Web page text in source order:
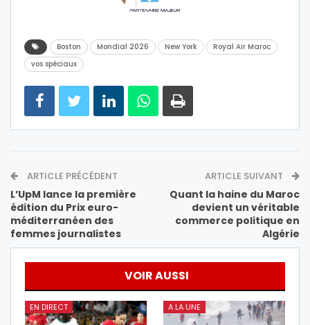
Boston Mondial 2026 New York
Royal Air Maroc
vos spéciaux
ARTICLE PRÉCÉDENT
L’UpM lance la première
édition du Prix euro-
méditerranéen des
femmes journalistes
ARTICLE SUIVANT
Quant la haine du Maroc
devient un véritable
commerce politique en
Algérie
VOIR AUSSI
EN DIRECT A LA UNE